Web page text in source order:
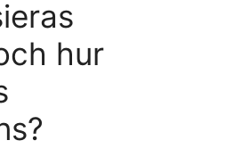
hur